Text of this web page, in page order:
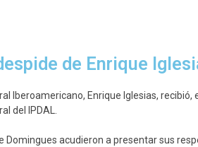
de Enrique
Iberoamericano, Enrique Iglesias, recibió,
del IPDAL.
Domingues acudieron a presentar sus